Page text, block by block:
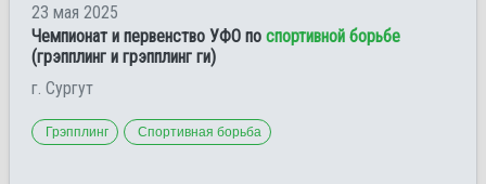
23 мая 2025
Чемпионат и первенство УФО по спортивной борьбе
(грэпплинг и грэпплинг ги)
г. Сургут
Грэпплинг Спортивная борьба